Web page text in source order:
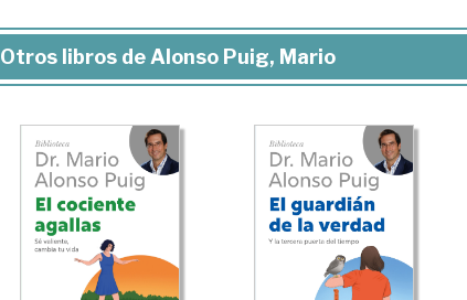
Otros libros de Alonso Puig, Mario